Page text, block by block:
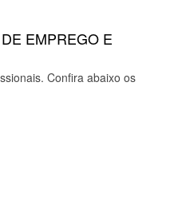
EMPREGO E
Confira abaixo os